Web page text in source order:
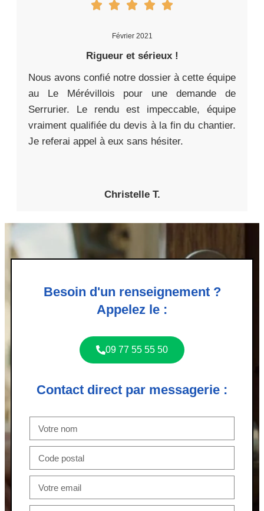
Février 2021
Rigueur et sérieux !
Nous avons confié notre dossier à cette équipe
au Le Mérévillois pour une demande de
Serrurier. Le rendu est impeccable, équipe
vraiment qualifiée du devis à la fin du chantier.
Je referai appel à eux sans hésiter.
Christelle T.
Besoin d'un renseignement ?
Appelez le :
09 77 55 55 50
Contact direct par messagerie :